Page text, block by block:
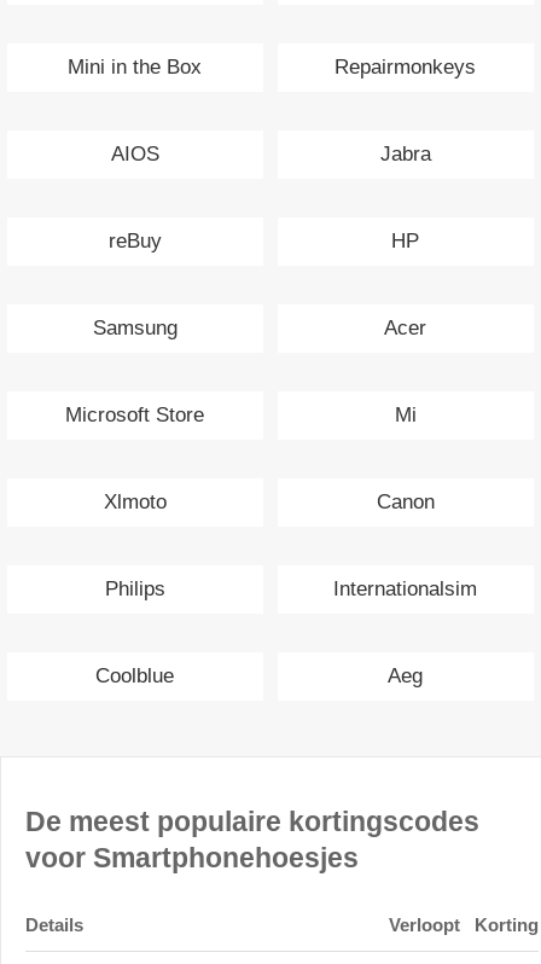
Mini in the Box Repairmonkeys
AIOS Jabra
reBuy HP
Samsung Acer
Microsoft Store Mi
Xlmoto Canon
Philips Internationalsim
Coolblue Aeg
De meest populaire kortingscodes
voor Smartphonehoesjes
Details Verloopt Korting